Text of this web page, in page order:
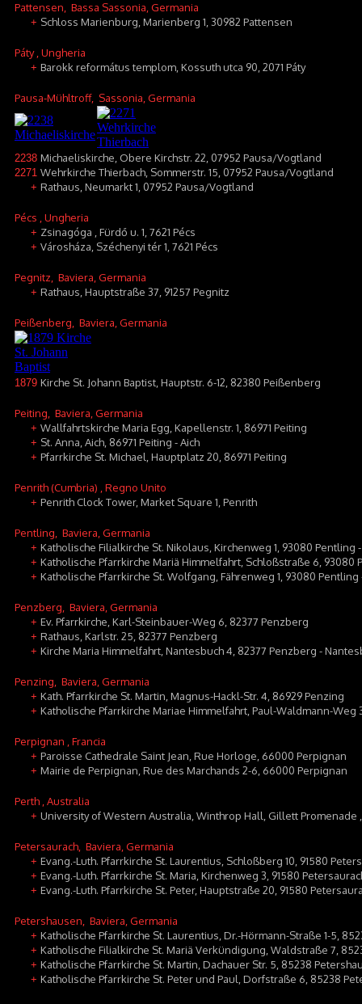
Pattensen , Bassa Sassonia, Germania
+ Schloss Marienburg, Marienberg 1, 30982 Pattensen
Páty, Ungheria
+ Barokk református templom, Kossuth utca 90, 2071 Páty
Pausa-Mühltroff, Sassonia, Germania
2238 Michaeliskirche, Obere Kirchstr. 22, 07952 Pausa/Vogtland
2271 Wehrkirche Thierbach, Sommerstr. 15, 07952 Pausa/Vogtland
+ Rathaus, Neumarkt 1, 07952 Pausa/Vogtland
Pécs , Ungheria
+ Zsinagóga , Fürdő u. 1, 7621 Pécs
+ Városháza, Széchenyi tér 1, 7621 Pécs
Pegnitz , Baviera, Germania
+ Rathaus, Hauptstraße 37, 91257 Pegnitz
Peißenberg , Baviera, Germania
1879 Kirche St. Johann Baptist, Hauptstr. 6-12, 82380 Peißenberg
Peiting , Baviera, Germania
+ Wallfahrtskirche Maria Egg, Kapellenstr. 1, 86971 Peiting
+ St. Anna, Aich, 86971 Peiting - Aich
+ Pfarrkirche St. Michael, Hauptplatz 20, 86971 Peiting
Penrith (Cumbria) , Regno Unito
+ Penrith Clock Tower, Market Square 1, Penrith
Pentling , Baviera, Germania
+ Katholische Filialkirche St. Nikolaus, Kirchenweg 1, 93080 Pentling
+ Katholische Pfarrkirche Mariä Himmelfahrt, Schloßstraße 6, 93080
+ Katholische Pfarrkirche St. Wolfgang, Fährenweg 1, 93080 Pentling
Penzberg , Baviera, Germania
+ Ev. Pfarrkirche, Karl-Steinbauer-Weg 6, 82377 Penzberg
+ Rathaus, Karlstr. 25, 82377 Penzberg
+ Kirche Maria Himmelfahrt, Nantesbuch 4, 82377 Penzberg -
Penzing , Baviera, Germania
+ Kath. Pfarrkirche St. Martin, Magnus-Hackl-Str. 4, 86929 Penzing
+ Katholische Pfarrkirche Mariae Himmelfahrt, Paul-Waldmann-Weg
Perpignan , Francia
+ Paroisse Cathedrale Saint Jean, Rue Horloge, 66000 Perpignan
+ Mairie de Perpignan, Rue des Marchands 2-6, 66000 Perpignan
Perth , Australia
+ University of Western Australia, Winthrop Hall, Gillett Promenade
Petersaurach , Baviera, Germania
+ Evang.-Luth. Pfarrkirche St. Laurentius, Schloßberg 10, 91580
+ Evang.-Luth. Pfarrkirche St. Maria, Kirchenweg 3, 91580
+ Evang.-Luth. Pfarrkirche St. Peter, Hauptstraße 20, 91580
Petershausen , Baviera, Germania
+ Katholische Pfarrkirche St. Laurentius, Dr.-Hörmann-Straße 1-5,
+ Katholische Filialkirche St. Mariä Verkündigung, Waldstraße 7,
+ Katholische Pfarrkirche St. Martin, Dachauer Str. 5, 85238
+ Katholische Pfarrkirche St. Peter und Paul, Dorfstraße 6, 85238